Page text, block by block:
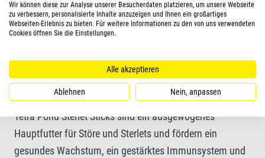
Darreichungsform
Mehr Informationen
Tetra Pond Sterlet Sticks sind ein ausgewogenes
Hauptfutter für Störe und Sterlets und fördern ein
gesundes Wachstum, ein gestärktes Immunsystem und
Wir können diese zur Analyse unserer Besucherdaten platzieren, um unsere Webseite
zu verbessern, personalisierte Inhalte anzuzeigen und Ihnen ein großartiges
Webseiten-Erlebnis zu bieten. Für weitere Informationen zu den von uns verwendeten
Cookies öffnen Sie die Einstellungen.
Alle akzeptieren
Ablehnen Nein, anpassen